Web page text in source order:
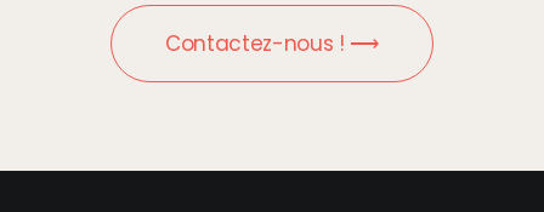
Contactez-nous ! ⟶